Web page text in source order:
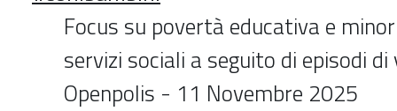
Focus su povertà educativa e
servizi sociali a seguito di episodi di
Openpolis - 11 Novembre 2025